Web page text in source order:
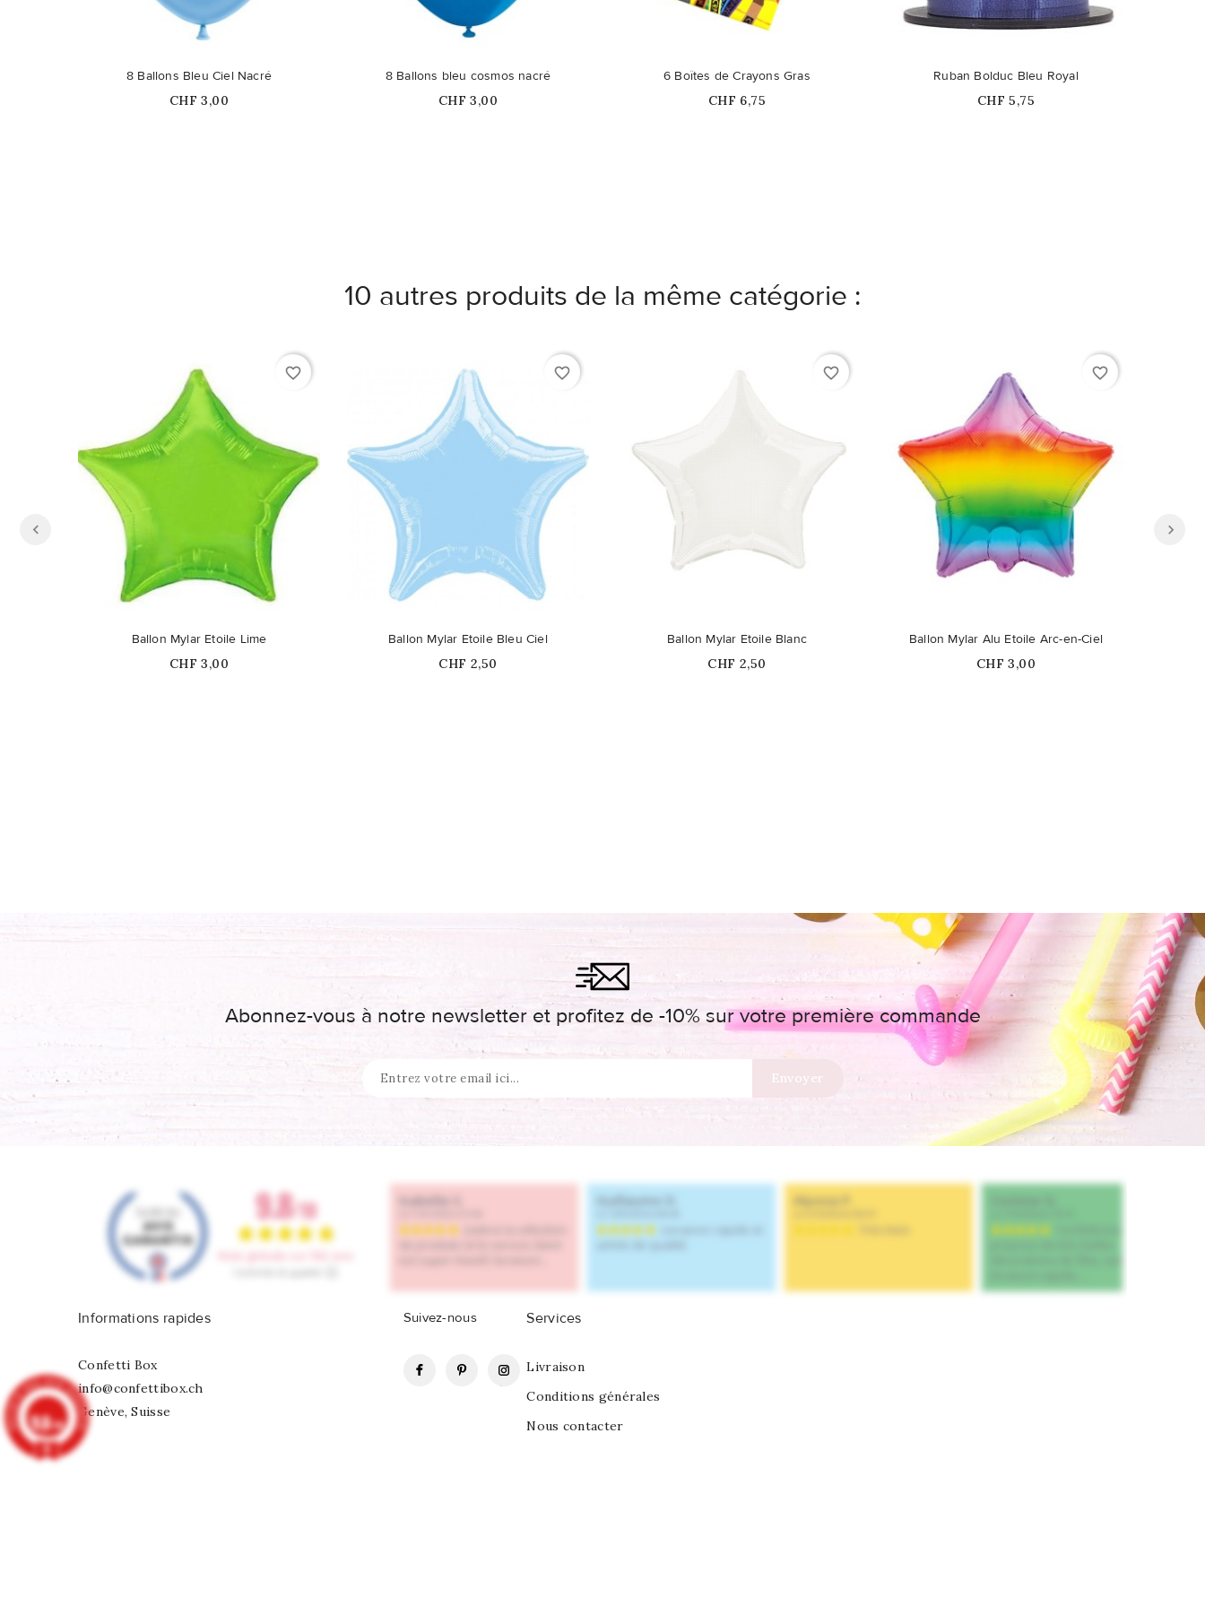
8 Ballons Bleu Ciel Nacré
Prix
CHF 3,00
8 Ballons bleu cosmos nacré
Prix
CHF 3,00
6 Boîtes de Crayons Gras
Prix
CHF 6,75
Ruban Bolduc Bleu Royal
Prix
CHF 5,75
10 autres produits de la même catégorie :
favorite_border
Ballon Mylar Etoile Lime
Prix
CHF 3,00
favorite_border
Ballon Mylar Etoile Bleu Ciel
Prix
CHF 2,50
favorite_border
Ballon Mylar Etoile Blanc
Prix
CHF 2,50
Ce produit n'est plus disponible en
stock
favorite_border
Ballon Mylar Alu Etoile Arc-en-Ciel
Prix
CHF 3,00
Abonnez-vous à notre newsletter et profitez de -10% sur votre première commande
Informations rapides
Confetti Box
info@confettibox.ch
Genève, Suisse
Suivez-nous
FacebookPinterestInstagram
Services
Livraison
Conditions générales
Nous contacter
9.8/10
902 avis